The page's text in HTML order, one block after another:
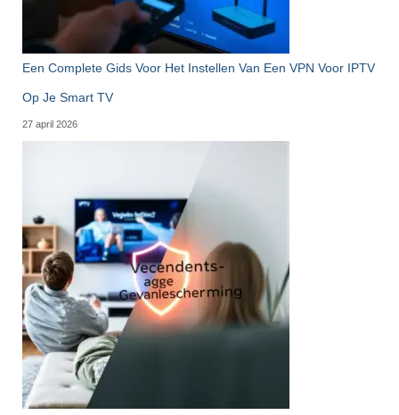
Een Complete Gids Voor Het Instellen Van Een VPN Voor IPTV
Op Je Smart TV
27 april 2026